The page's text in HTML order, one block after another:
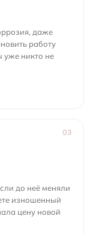
даже
работу
уже никто не
03
до неё меняли
изношенный
цену новой